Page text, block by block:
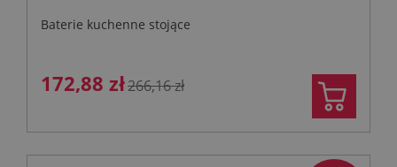
Baterie kuchenne stojące
172,88 zł266,16 zł